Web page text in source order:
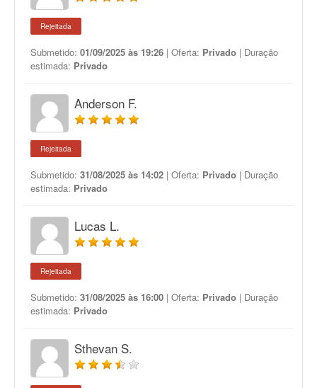
Rejeitada
Submetido: 01/09/2025 às 19:26 | Oferta: Privado | Duração
estimada: Privado
Anderson F.
Rejeitada
Submetido: 31/08/2025 às 14:02 | Oferta: Privado | Duração
estimada: Privado
Lucas L.
Rejeitada
Submetido: 31/08/2025 às 16:00 | Oferta: Privado | Duração
estimada: Privado
Sthevan S.